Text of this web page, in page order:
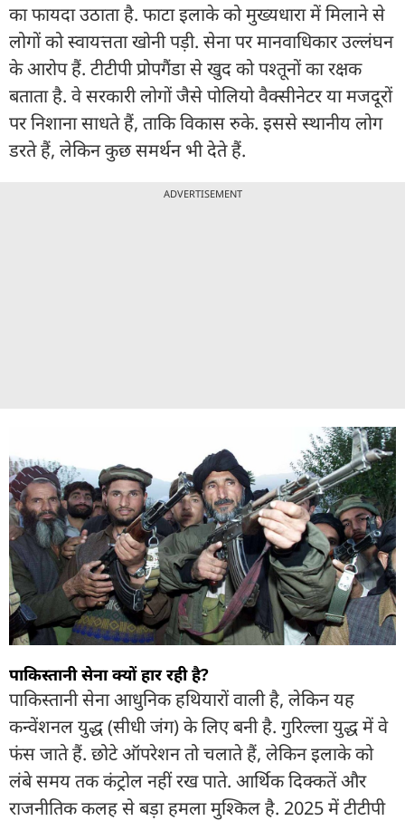
का फायदा उठाता है. फाटा इलाके को मुख्यधारा में मिलाने से
लोगों को स्वायत्तता खोनी पड़ी. सेना पर मानवाधिकार उल्लंघन
के आरोप हैं. टीटीपी प्रोपगैंडा से खुद को पश्तूनों का रक्षक
बताता है. वे सरकारी लोगों जैसे पोलियो वैक्सीनेटर या मजदूरों
पर निशाना साधते हैं, ताकि विकास रुके. इससे स्थानीय लोग
डरते हैं, लेकिन कुछ समर्थन भी देते हैं.
ADVERTISEMENT
पाकिस्तानी सेना क्यों हार रही है?
पाकिस्तानी सेना आधुनिक हथियारों वाली है, लेकिन यह
कन्वेंशनल युद्ध (सीधी जंग) के लिए बनी है. गुरिल्ला युद्ध में वे
फंस जाते हैं. छोटे ऑपरेशन तो चलाते हैं, लेकिन इलाके को
लंबे समय तक कंट्रोल नहीं रख पाते. आर्थिक दिक्कतें और
राजनीतिक कलह से बड़ा हमला मुश्किल है. 2025 में टीटीपी